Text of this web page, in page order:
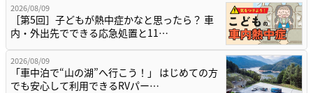
2026/08/09
［第5回］子どもが熱中症かなと思ったら？ 車
内・外出先でできる応急処置と11…
2026/08/09
「車中泊で“山の湖”へ行こう！」 はじめての方
でも安心して利用できるRVパー…